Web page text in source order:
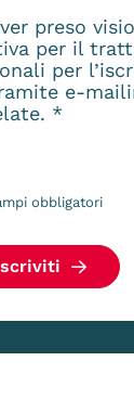
preso
per il
per
e-
*
obbligatori